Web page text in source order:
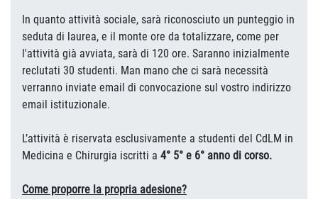
In quanto attività sociale, sarà riconosciuto un punteggio in
seduta di laurea, e il monte ore da totalizzare, come per
l'attività già avviata, sarà di 120 ore. Saranno inizialmente
reclutati 30 studenti. Man mano che ci sarà necessità
verranno inviate email di convocazione sul vostro indirizzo
email istituzionale.
L’attività è riservata esclusivamente a studenti del CdLM in
Medicina e Chirurgia iscritti a 4° 5° e 6° anno di corso.
Come proporre la propria adesione?